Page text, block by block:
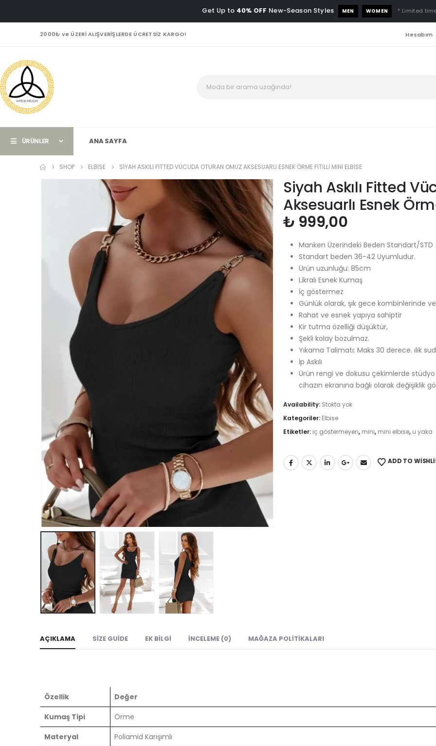
Get Up to 40% OFF New-Season Styles MEN WOMEN * Limited
2000₺ ve ÜZERİ ALIŞVERİŞLERDE ÜCRETSİZ KARGO! Hesabım
ÜRÜNLER ANA SAYFA
SHOP ELBISE SIYAH ASKILI FITTED VÜCUDA OTURAN OMUZ AKSESUARLI ESNEK ÖRME FITILLI MINI ELBISE
Siyah Askılı Fitted
Aksesuarlı Esnek
₺ 999,00
Manken Üzerindeki Beden Standart/STD
Standart beden 36-42 Uyumludur.
Ürün uzunluğu: 85cm
Likralı Esnek Kumaş
İç göstermez
Günlük olarak, şık gece kombinlerinde
Rahat ve esnek yapıya sahiptir
Kir tutma özelliği düşüktür,
Şekli kolay bozulmaz.
Yıkama Talimatı: Maks 30 derece. ılık
İp Askılı
Ürün rengi ve dokusu çekimlerde stüdyo
cihazın ekranına bağlı olarak değişiklik
Availability: Stokta yok
Kategoriler: Elbise
Etiketler: iç göstermeyen, mini, mini elbise, u yaka
ADD TO
AÇIKLAMA SIZE GUIDE EK BILGI İNCELEME (0) MAĞAZA POLITIKALARI
Özellik Değer
Kumaş Tipi Örme
Materyal Poliamid Karışımlı